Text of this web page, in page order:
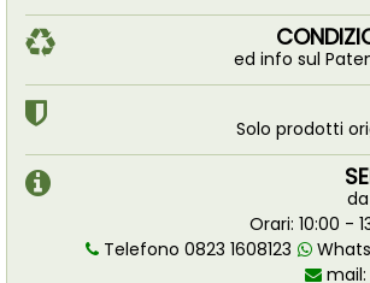
ed info sul
Solo prodotti
Orari: 10:00 -
Telefono 0823 1608123
mail: